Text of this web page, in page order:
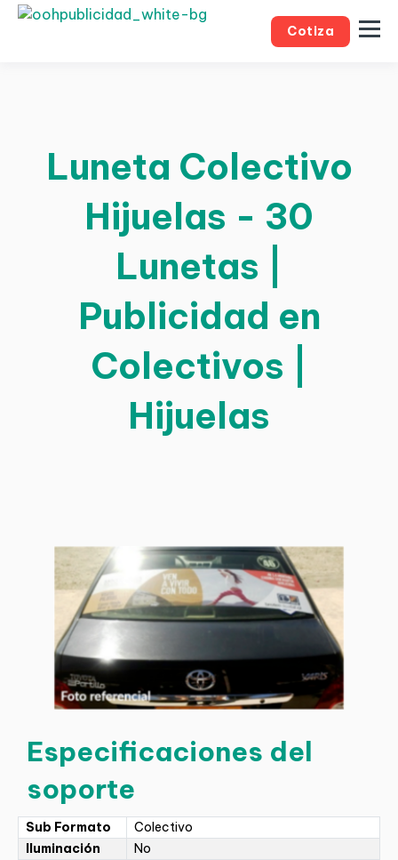
Cotiza
Luneta Colectivo
Hijuelas - 30
Lunetas |
Publicidad en
Colectivos |
Hijuelas
Especificaciones del
soporte
Sub Formato
Colectivo
Iluminación
No